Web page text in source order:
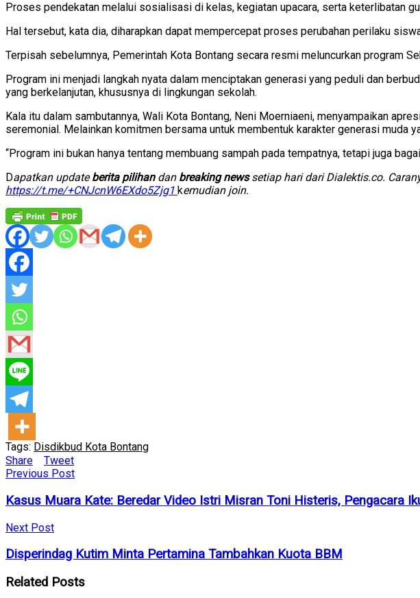
Proses pendekatan melalui sosialisasi di kelas, kegiatan upacara, serta keterlibatan
Hal tersebut, kata dia, diharapkan dapat mempercepat proses perubahan perilaku
Terpisah sebelumnya, Pemerintah Kota Bontang secara resmi meluncurkan program
Program ini menjadi langkah nyata dalam menciptakan generasi yang peduli dan
yang berkelanjutan, khususnya di lingkungan sekolah.
Kala itu dalam sambutannya, Wali Kota Bontang, Neni Moerniaeni, menyampaikan
seremonial. Melainkan komitmen bersama untuk membentuk karakter generasi muda
“Program ini bukan hanya tentang membuang sampah pada tempatnya, tetapi juga
Dapatkan updateberita pilihan dan breaking newssetiap hari dari Dialektis.co.
https://t.me/+CNJcnW6EXdo5Zjg1 kemudian join.
Tags: Disdikbud Kota Bontang
Share
Tweet
Previous Post
Kasus Muara Kate: Beredar Video Istri Misran Toni Histeris, Pengacara
Next Post
Disperindag Kutim Minta Pertamina Tambahkan Kuota BBM
Related Posts